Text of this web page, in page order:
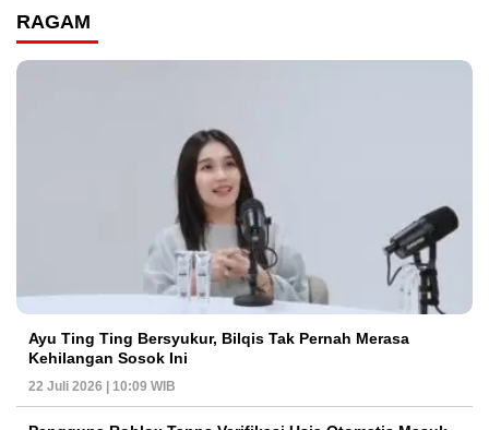
RAGAM
Ayu Ting Ting Bersyukur, Bilqis Tak Pernah Merasa
Kehilangan Sosok Ini
22 Juli 2026 | 10:09 WIB